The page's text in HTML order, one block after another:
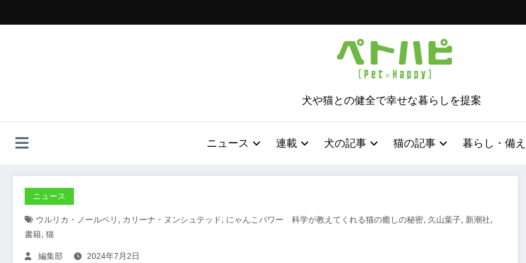
ッ
犬や猫との健全で幸せな暮らしを提案
ニュース 連載 犬の記事 猫の記事 暮らし・備え
ニュース
ウルリカ・ノールベリ , カリーナ・ヌンシュテッド, にゃんこパワー 科学が教えてくれる猫の癒しの秘密, 久山葉子, 新潮社,
書籍, 猫
編集部 2024年7月2日